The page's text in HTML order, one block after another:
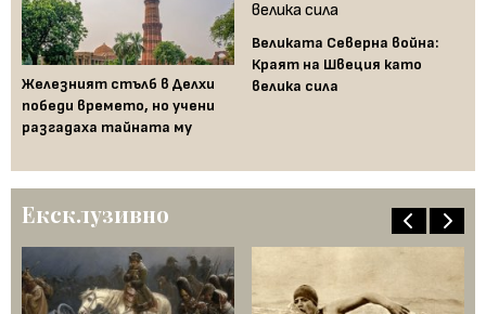
Железният стълб в Делхи
победи времето, но учени
разгадаха тайната му
Великата Северна война:
Краят на Швеция като
велика сила
Ексклузивно